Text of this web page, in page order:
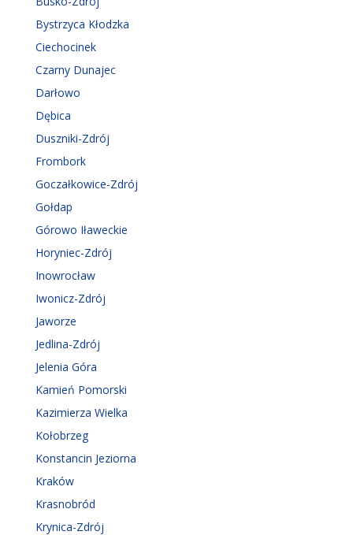
Bystrzyca Kłodzka
Ciechocinek
Czarny Dunajec
Darłowo
Dębica
Duszniki-Zdrój
Frombork
Goczałkowice-Zdrój
Gołdap
Górowo Iławeckie
Horyniec-Zdrój
Inowrocław
Iwonicz-Zdrój
Jaworze
Jedlina-Zdrój
Jelenia Góra
Kamień Pomorski
Kazimierza Wielka
Kołobrzeg
Konstancin Jeziorna
Kraków
Krasnobród
Krynica-Zdrój